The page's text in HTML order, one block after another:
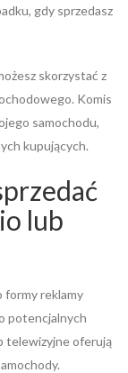
gdy sprzedasz
skorzystać z
Komis
samochodu,
kupujących.
lub
formy reklamy
potencjalnych
telewizyjne oferują